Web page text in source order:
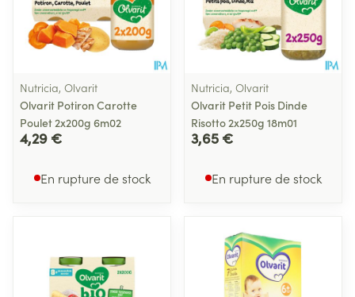
Nutricia, Olvarit
Olvarit Potiron Carotte
Poulet 2x200g 6m02
4,29 €
En rupture de stock
Nutricia, Olvarit
Olvarit Petit Pois Dinde
Risotto 2x250g 18m01
3,65 €
En rupture de stock